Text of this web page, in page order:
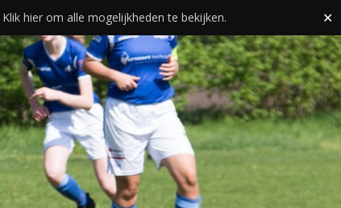
Klik hier om alle mogelijkheden te bekijken. ✕